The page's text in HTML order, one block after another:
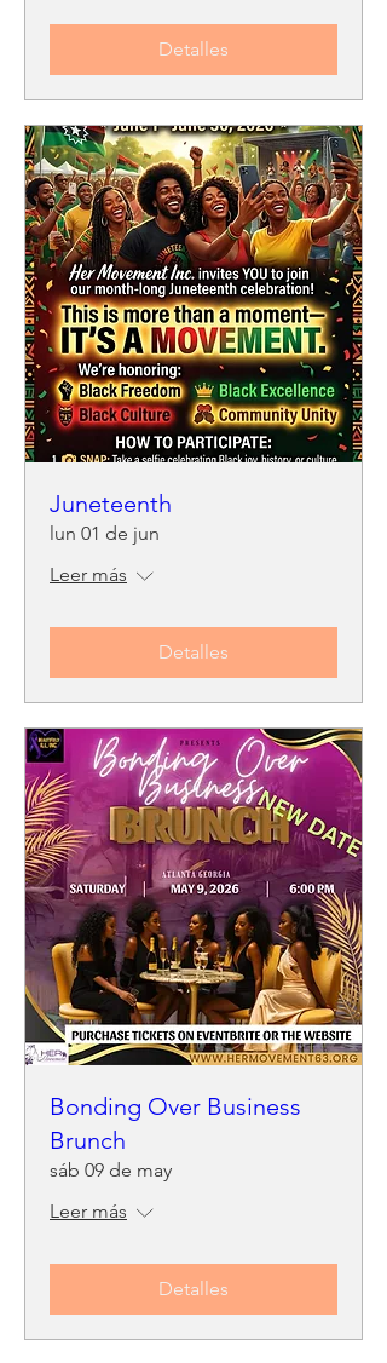
Detalles
Juneteenth
lun 01 de jun
Leer más
Detalles
Bonding Over Business
Brunch
sáb 09 de may
Leer más
Detalles